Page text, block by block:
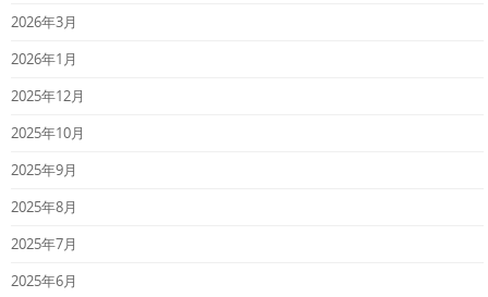
2026年3月
2026年1月
2025年12月
2025年10月
2025年9月
2025年8月
2025年7月
2025年6月